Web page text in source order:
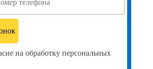
на обработку персональных